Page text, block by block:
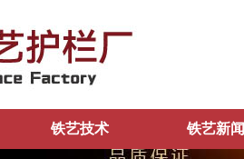
铁艺技术 铁艺新闻